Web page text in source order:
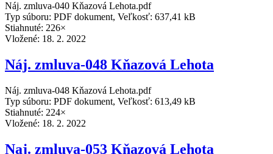
Náj. zmluva-040 Kňazová Lehota.pdf
Typ súboru: PDF dokument, Veľkosť: 637,41 kB
Stiahnuté: 226×
Vložené: 18. 2. 2022
Náj. zmluva-048 Kňazová Lehota
Náj. zmluva-048 Kňazová Lehota.pdf
Typ súboru: PDF dokument, Veľkosť: 613,49 kB
Stiahnuté: 224×
Vložené: 18. 2. 2022
Naj. zmluva-053 Kňazová Lehota